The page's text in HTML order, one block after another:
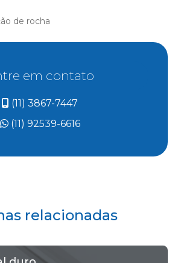
de rocha
em contato
(11) 3867-7447
(11) 92539-6616
relacionadas